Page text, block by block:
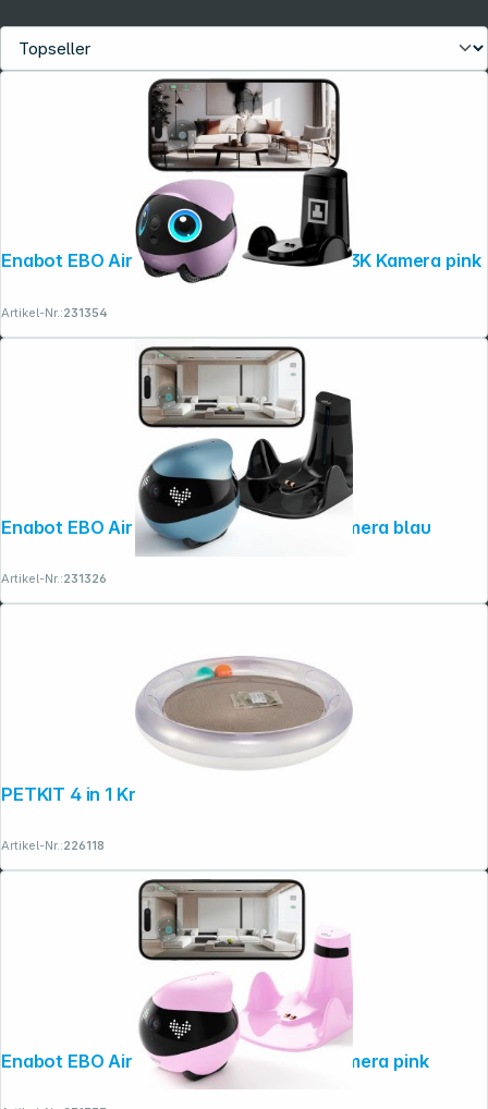
Enabot EBO Air 2 Plus Haustier- roboter 3K Kamera pink
Artikel-Nr.:231354
Enabot EBO Air 2 Haustierroboter 2K Kamera blau
Artikel-Nr.:231326
PETKIT 4 in 1 Kratzspielzeug
Artikel-Nr.:226118
Enabot EBO Air 2 Haustierroboter 2K Kamera pink